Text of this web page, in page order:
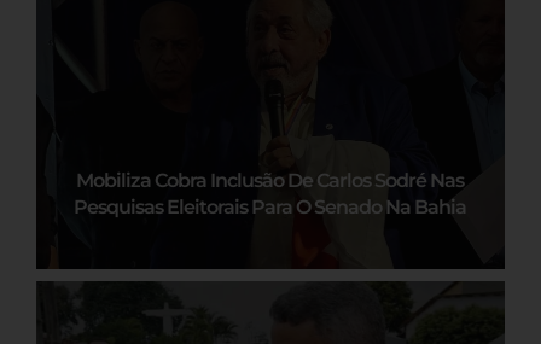
Mobiliza Cobra Inclusão De Carlos Sodré Nas
Pesquisas Eleitorais Para O Senado Na Bahia